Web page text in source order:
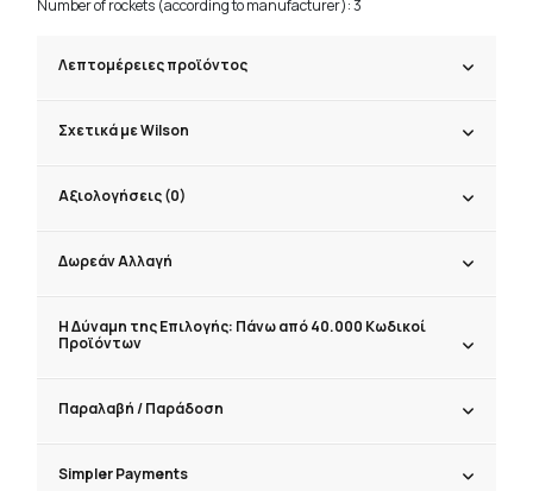
Number of rockets (according to manufacturer): 3
Λεπτομέρειες προϊόντος
Σχετικά με Wilson
Αξιολογήσεις (0)
Δωρεάν Αλλαγή
Η Δύναμη της Επιλογής: Πάνω από 40.000 Κωδικοί
Προϊόντων
Παραλαβή / Παράδoση
Simpler Payments